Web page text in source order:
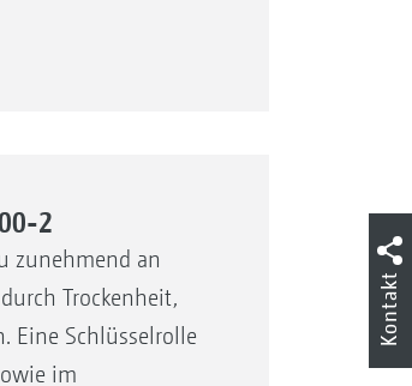
2
zunehmend an
Trockenheit,
Eine Schlüsselrolle
im
Kontakt